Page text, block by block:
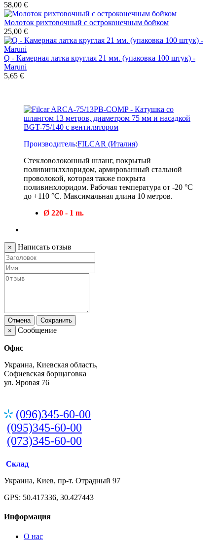
58,00 €
Молоток рихтовочный с остроконечным бойком
25,00 €
Q - Камерная латка круглая 21 мм. (упаковка 100 штук) -
Maruni
5,65 €
Производитель:FILCAR (Италия)
Стекловолоконный шланг, покрытый
поливинилхлоридом, армированный стальной
проволокой, которая также покрыта
поливинхлоридом. Рабочая температура от -20 °C
до +110 °C. Максимальная длина 10 метров.
Ø 220 - 1 m.
× Написать отзыв
Отмена
Сохранить
×
Сообщение
Офис
Украина, Киевская область,
Софиевская борщаговка
ул. Яровая 76
(096)345-60-00
(095)345-60-00
(073)345-60-00
Склад
Украина, Киев, пр-т. Отрадный 97
GPS: 50.417336, 30.427443
Информация
О нас